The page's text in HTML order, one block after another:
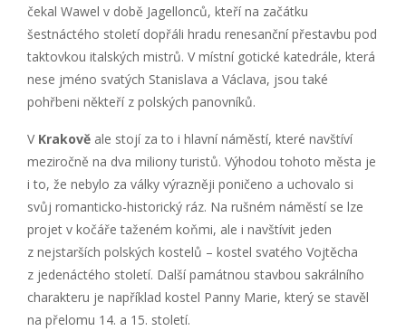
čekal Wawel v době Jagellonců, kteří na začátku
šestnáctého století dopřáli hradu renesanční přestavbu pod
taktovkou italských mistrů. V místní gotické katedrále, která
nese jméno svatých Stanislava a Václava, jsou také
pohřbeni někteří z polských panovníků.
V Krakově ale stojí za to i hlavní náměstí, které navštíví
meziročně na dva miliony turistů. Výhodou tohoto města je
i to, že nebylo za války výrazněji poničeno a uchovalo si
svůj romanticko-historický ráz. Na rušném náměstí se lze
projet v kočáře taženém koňmi, ale i navštívit jeden
z nejstarších polských kostelů – kostel svatého Vojtěcha
z jedenáctého století. Další památnou stavbou sakrálního
charakteru je například kostel Panny Marie, který se stavěl
na přelomu 14. a 15. století.